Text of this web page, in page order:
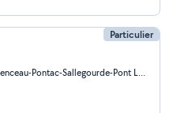
Particulier
Villenave-d'Ornon (Clemenceau-Pontac-Sallegourde-Pont Langon)